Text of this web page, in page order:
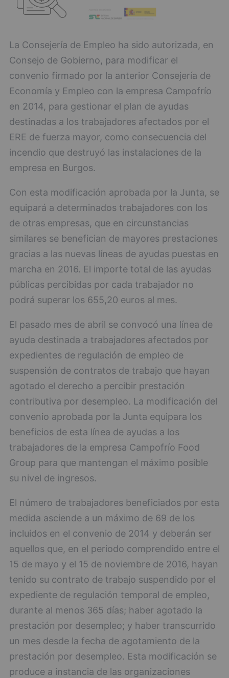
La Consejería de Empleo ha sido autorizada, en
Consejo de Gobierno, para modificar el
convenio firmado por la anterior Consejería de
Economía y Empleo con la empresa Campofrío
en 2014, para gestionar el plan de ayudas
destinadas a los trabajadores afectados por el
ERE de fuerza mayor, como consecuencia del
incendio que destruyó las instalaciones de la
empresa en Burgos.
Con esta modificación aprobada por la Junta, se
equipará a determinados trabajadores con los
de otras empresas, que en circunstancias
similares se benefician de mayores prestaciones
gracias a las nuevas líneas de ayudas puestas en
marcha en 2016. El importe total de las ayudas
públicas percibidas por cada trabajador no
podrá superar los 655,20 euros al mes.
El pasado mes de abril se convocó una línea de
ayuda destinada a trabajadores afectados por
expedientes de regulación de empleo de
suspensión de contratos de trabajo que hayan
agotado el derecho a percibir prestación
contributiva por desempleo. La modificación del
convenio aprobada por la Junta equipara los
beneficios de esta línea de ayudas a los
trabajadores de la empresa Campofrío Food
Group para que mantengan el máximo posible
su nivel de ingresos.
El número de trabajadores beneficiados por esta
medida asciende a un máximo de 69 de los
incluidos en el convenio de 2014 y deberán ser
aquellos que, en el periodo comprendido entre el
15 de mayo y el 15 de noviembre de 2016, hayan
tenido su contrato de trabajo suspendido por el
expediente de regulación temporal de empleo,
durante al menos 365 días; haber agotado la
prestación por desempleo; y haber transcurrido
un mes desde la fecha de agotamiento de la
prestación por desempleo. Esta modificación se
produce a instancia de las organizaciones